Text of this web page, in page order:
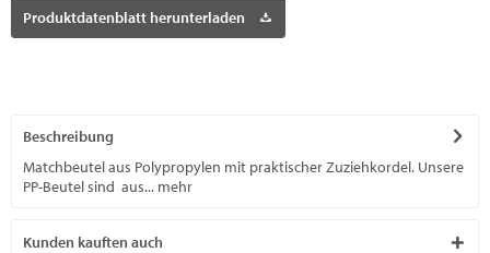
Produktdatenblatt herunterladen
Beschreibung
Matchbeutel aus Polypropylen mit praktischer Zuziehkordel. Unsere
PP-Beutel sind aus... mehr
Kunden kauften auch